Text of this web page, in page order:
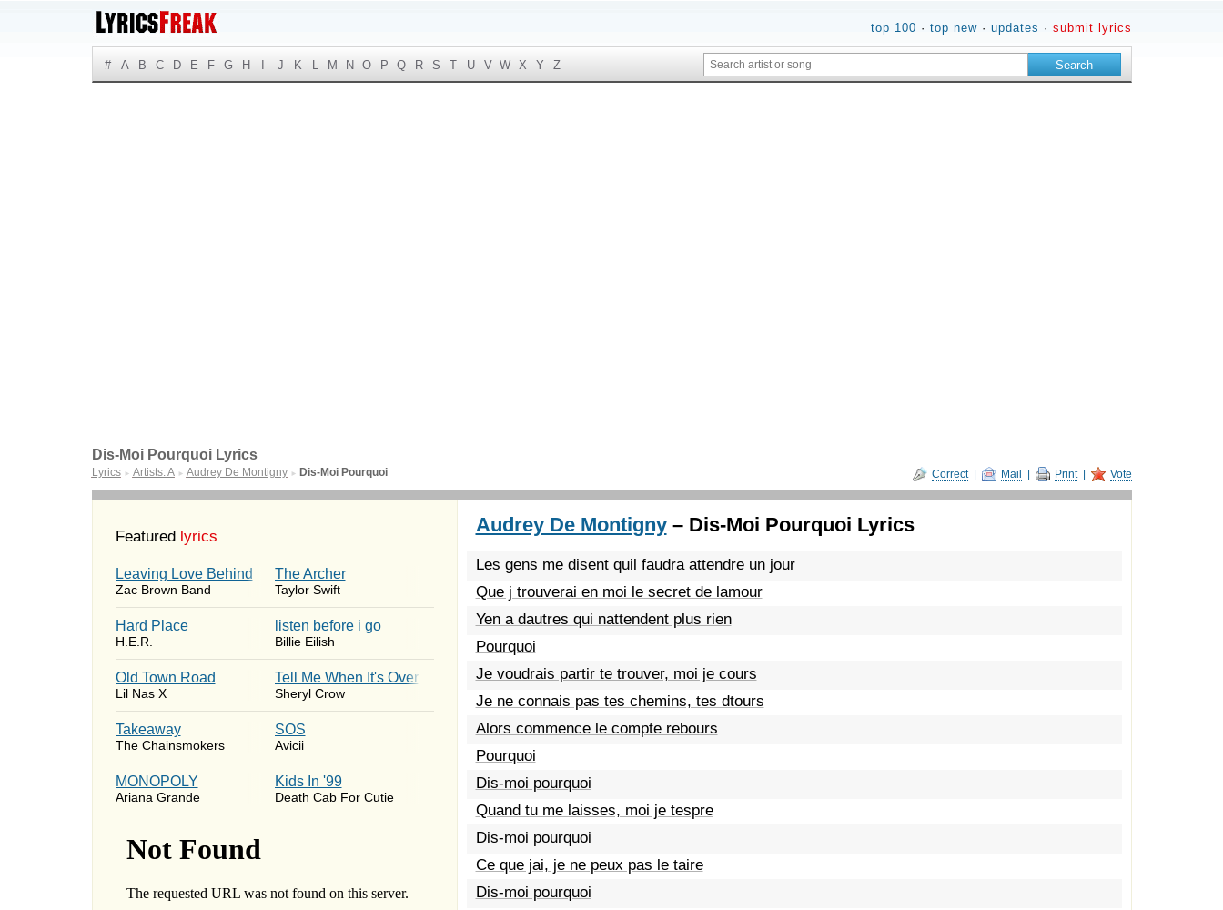
top 100 · top new· updates · submit lyrics
# A B C D E F G H J K L M N O P Q R S T U V W X Y Z
Correct| Mail Print| Vote
Dis-Moi Pourquoi Lyrics
Lyrics ► Artists: A ► Audrey De Montigny ► Dis-Moi Pourquoi
Featured lyrics
Leaving Love Behind
Zac Brown Band
The Archer
Taylor Swift
Hard Place
H.E.R.
​listen before i go
Billie Eilish
Old Town Road
Lil Nas X
Tell Me When It's Over
Sheryl Crow
Takeaway
The Chainsmokers
SOS
Avicii
MONOPOLY
Ariana Grande
Kids In '99
Death Cab For Cutie
Audrey De Montigny– Dis-Moi Pourquoi Lyrics
Les gens me disent quil faudra attendre un jour
Que j trouverai en moi le secret de lamour
Yen a dautres qui nattendent plus rien
Pourquoi
Je voudrais partir te trouver, moi je cours
Je ne connais pas tes chemins, tes dtours
Alors commence le compte rebours
Pourquoi
Dis-moi pourquoi
Quand tu me laisses, moi je tespre
Dis-moi pourquoi
Ce que jai, je ne peux pas le taire
Dis-moi pourquoi